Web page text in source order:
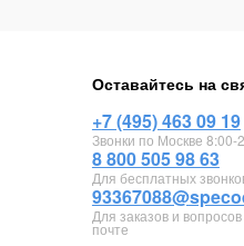
Оставайтесь на
+7 (495) 463 09 19
Звонки по Москве 8:00-
8 800 505 98 63
Для бесплатных
Для заказов и
почте